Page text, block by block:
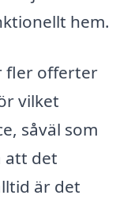
hem.
fler offerter
vilket
såväl som
att det
är det